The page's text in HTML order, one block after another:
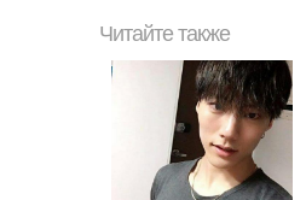
Читайте также